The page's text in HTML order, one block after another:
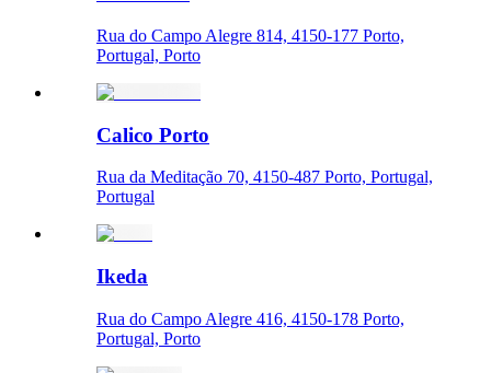
Rua do Campo Alegre 814, 4150-177 Porto,
Portugal, Porto
Calico Porto
Rua da Meditação 70, 4150-487 Porto, Portugal,
Portugal
Ikeda
Rua do Campo Alegre 416, 4150-178 Porto,
Portugal, Porto